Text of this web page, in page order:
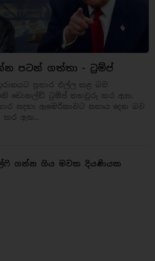
පටන් ගත්තා - ට්‍රම්ප්
ප්‍රහාර එල්ල කළ බව
ඩොනල්ඩ් ට්‍රම්ප් තහවුරු කර ඇත.
සදහා ඇමෙරිකාවට සහාය දෙන බව
කර ඇත...
ගන්න ගිය මවක දියණියක